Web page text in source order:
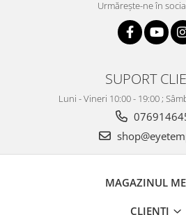
Urmărește-ne în
SUPORT
Luni - Vineri 10:00 - 19:00 ;
MAGAZINUL
CLIENȚI